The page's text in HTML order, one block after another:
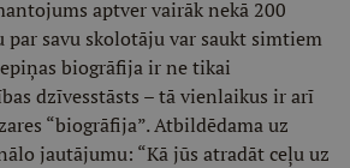
aptver vairāk nekā 200
savu skolotāju var saukt simtiem
biogrāfija ir ne tikai
dzīvesstāsts – tā vienlaikus ir arī
“biogrāfija”. Atbildēdama uz
jautājumu: “Kā jūs atradāt ceļu uz